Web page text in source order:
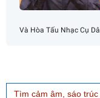
Và Hòa Tấu Nhạc Cụ
Search
for: